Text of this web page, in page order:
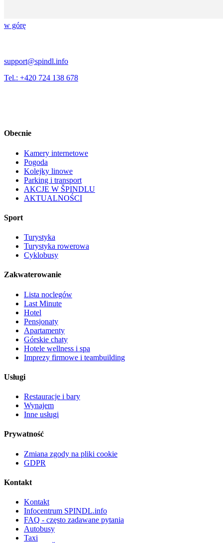
w górę
support@spindl.info
Tel.: +420 724 138 678
Obecnie
Kamery internetowe
Pogoda
Kolejky linowe
Parking i transport
AKCJE W ŠPINDLU
AKTUALNOŚCI
Sport
Turystyka
Turystyka rowerowa
Cyklobusy
Zakwaterowanie
Lista noclegów
Last Minute
Hotel
Pensjonaty
Apartamenty
Górskie chaty
Hotele wellness i spa
Imprezy firmowe i teambuilding
Usługi
Restauracje i bary
Wynajem
Inne usługi
Prywatność
Zmiana zgody na pliki cookie
GDPR
Kontakt
Kontakt
Infocentrum SPINDL.info
FAQ - często zadawane pytania
Autobusy
Taxi